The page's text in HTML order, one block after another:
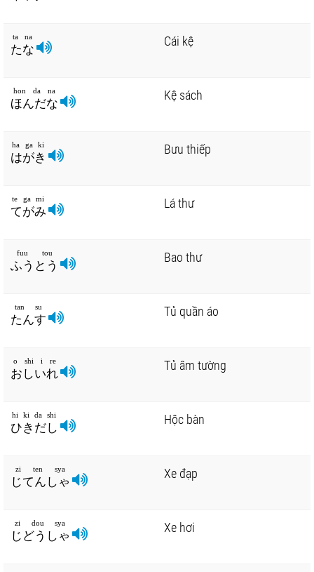
たな
ta na Cái kệ
ほんだな
hon da na Kệ sách
はがき
ha ga ki Bưu thiếp
てがみ
te ga mi Lá thư
ふうとう
fuu tou Bao thư
たんす
tan su Tủ quần áo
おしいれ
o shi i re Tủ âm tường
ひきだし
hi ki da shi Hộc bàn
じてんしゃ
zi ten sya Xe đạp
じどうしゃ
zi dou sya Xe hơi